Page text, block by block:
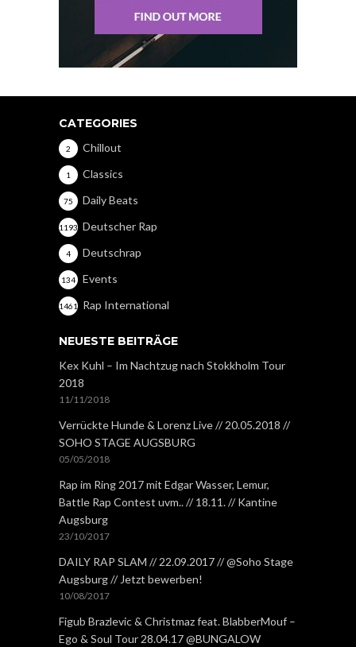
CATEGORIES
Chillout
2
Classics
1
Daily Beats
75
Deutscher Rap
1193
Deutschrap
4
Events
134
Rap International
1461
NEUESTE BEITRÄGE
Kex Kuhl – Im Nachtzug nach Stokkholm Tour
2018
11/11/2018
Verrückte Hunde & Lorenz Live // 20.05.2018 //
SOHO STAGE AUGSBURG
05/05/2018
Rap im Ring 2017 mit Edgar Wasser, Lemur,
Battle Rap Contest uvm.. // 18.11. // Kantine
Augsburg
23/10/2017
DAILY RAP SLAM // 22.09.2017 // @Soho Stage
Augsburg // Jetzt bewerben!
10/08/2017
Figub Brazlevic & Christmaz feat. BlabberMouf –
Ego & Soul Tour 28.04.17 @BUNGALOW